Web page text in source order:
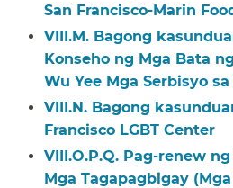
San Francisco-Marin
VIII.M. Bagong
Konseho ng Mga Bata
Wu Yee Mga Serbisyo
VIII.N. Bagong
Francisco LGBT Center​​
VIII.O.P.Q. Pag-renew
Mga Tagapagbigay